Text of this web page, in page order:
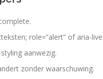
role=”alert” of aria-
aanwezig.
zonder waarschuwing.